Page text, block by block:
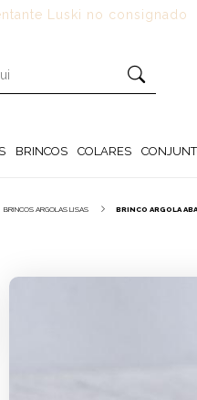
Luski no consignado
BRINCOS COLARES
BRINCOS ARGOLAS LISAS BRINCO ARGOLA